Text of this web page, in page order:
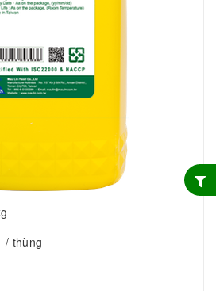
/ thùng